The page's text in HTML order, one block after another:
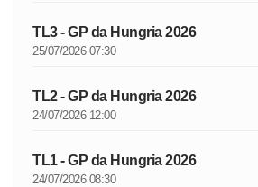
TL3 - GP da Hungria 2026
25/07/2026 07:30
TL2 - GP da Hungria 2026
24/07/2026 12:00
TL1 - GP da Hungria 2026
24/07/2026 08:30